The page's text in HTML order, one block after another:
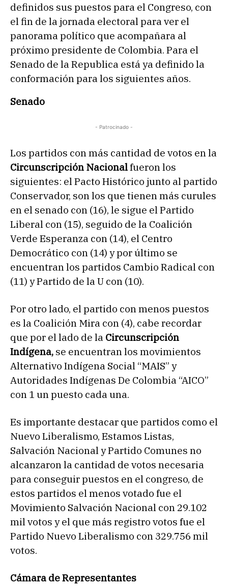
definidos sus puestos para el Congreso, con
el fin de la jornada electoral para ver el
panorama político que acompañara al
próximo presidente de Colombia. Para el
Senado de la Republica está ya definido la
conformación para los siguientes años.
Senado
- Patrocinado -
Los partidos con más cantidad de votos en la
Circunscripción Nacionalfueron los
siguientes: el Pacto Histórico junto al partido
Conservador, son los que tienen más curules
en el senado con (16), le sigue el Partido
Liberal con (15), seguido de la Coalición
Verde Esperanza con (14), el Centro
Democrático con (14) y por último se
encuentran los partidos Cambio Radical con
(11) y Partido de la U con (10).
Por otro lado, el partido con menos puestos
es la Coalición Mira con (4), cabe recordar
que por el lado de la Circunscripción
Indígena, se encuentran los movimientos
Alternativo Indígena Social “MAIS” y
Autoridades Indígenas De Colombia “AICO”
con 1 un puesto cada una.
Es importante destacar que partidos como el
Nuevo Liberalismo, Estamos Listas,
Salvación Nacional y Partido Comunes no
alcanzaron la cantidad de votos necesaria
para conseguir puestos en el congreso, de
estos partidos el menos votado fue el
Movimiento Salvación Nacional con 29.102
mil votos y el que más registro votos fue el
Partido Nuevo Liberalismo con 329.756 mil
votos.
Cámara de Representantes